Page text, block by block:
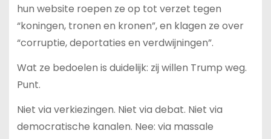
hun website roepen ze op tot verzet tegen
“koningen, tronen en kronen”, en klagen ze over
“corruptie, deportaties en verdwijningen”.
Wat ze bedoelen is duidelijk: zij willen Trump weg.
Punt.
Niet via verkiezingen. Niet via debat. Niet via
democratische kanalen. Nee: via massale